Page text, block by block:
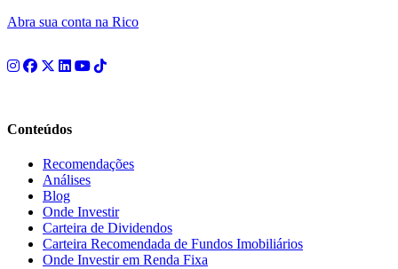
Abra sua conta na Rico
Conteúdos
Recomendações
Análises
Blog
Onde Investir
Carteira de Dividendos
Carteira Recomendada de Fundos Imobiliários
Onde Investir em Renda Fixa